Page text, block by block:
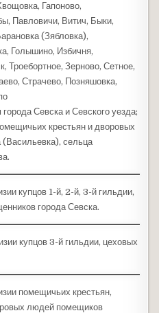
Гапоново,
Павловичи, Витич, Быки,
(Зябловка),
Голышино, Избичня,
Троебортное, Зерново, Сетное,
Страчево, Позняшовка,
Севска и Севского уезда;
крестьян и дворовых
сельца
купцов 1-й, 2-й, 3-й гильдии,
города Севска.
купцов 3-й гильдии, цеховых
помещичьих крестьян,
людей помещиков